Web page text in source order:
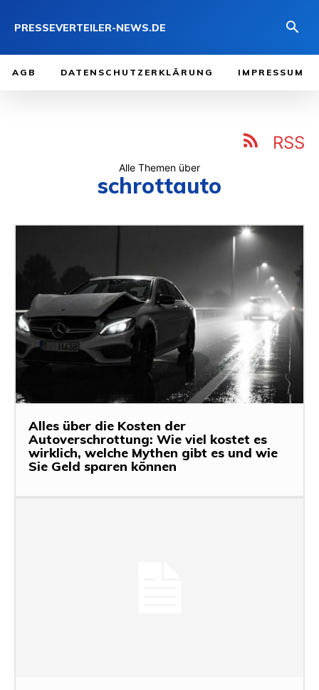
PRESSEVERTEILER-NEWS.DE
AGB DATENSCHUTZERKLÄRUNG IMPRESSUM
RSS
Alle Themen über
schrottauto
Alles über die Kosten der
Autoverschrottung: Wie viel kostet es
wirklich, welche Mythen gibt es und wie
Sie Geld sparen können